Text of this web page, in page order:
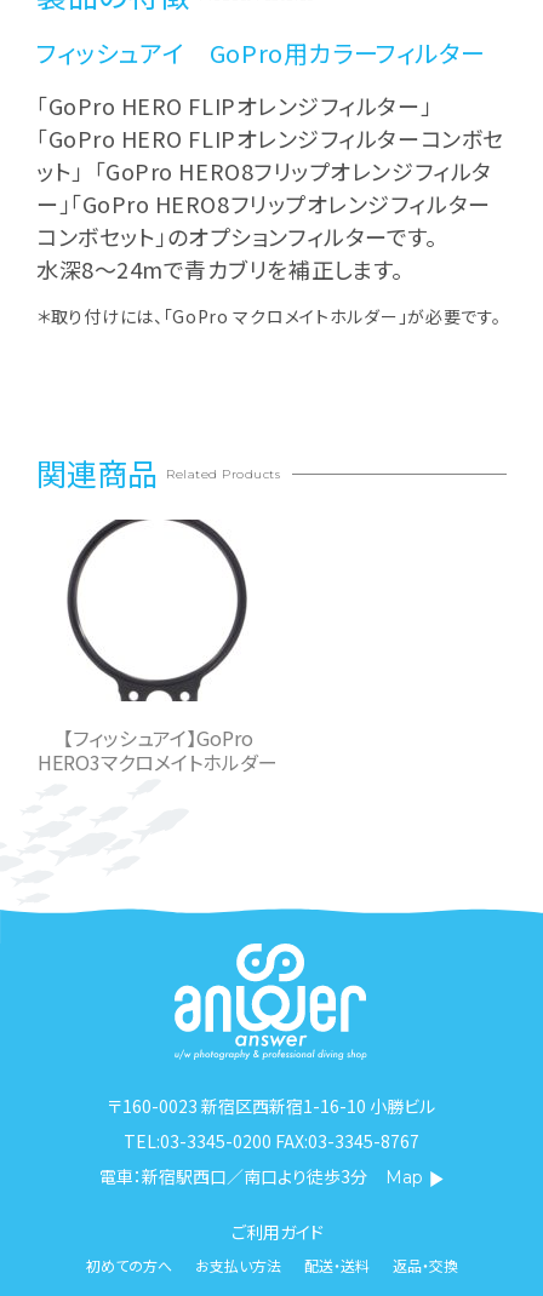
フィッシュアイ GoPro用カラーフィルター
「GoPro HERO FLIPオレンジフィルター」
「GoPro HERO FLIPオレンジフィルターコンボセ
ット」 「GoPro HERO8フリップオレンジフィルタ
ー」「GoPro HERO8フリップオレンジフィルター
コンボセット」のオプションフィルターです。
水深8〜24mで青カブリを補正します。
＊取り付けには、「GoPro マクロメイトホルダー」が必要です。
関連商品 Related Products
【フィッシュアイ】GoPro
HERO3マクロメイトホルダー
〒160-0023 新宿区西新宿1-16-10 小勝ビル
TEL:03-3345-0200 FAX:03-3345-8767
電車：新宿駅西口／南口より徒歩3分
Map
ご利用ガイド
初めての方へ お支払い方法 配送・送料 返品・交換